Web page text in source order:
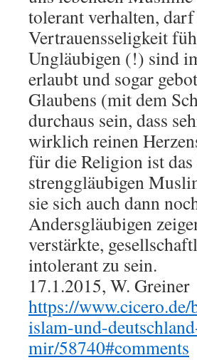
tolerant verhalten,
Vertrauensseligkeit
Ungläubigen (!) sind
erlaubt und sogar
Glaubens (mit dem
durchaus sein, dass
wirklich reinen
für die Religion ist
strenggläubigen
sie sich auch dann
Andersgläubigen
verstärkte,
intolerant zu sein.
17.1.2015, W. Greiner
https://
islam-und-
mir/58740#comments